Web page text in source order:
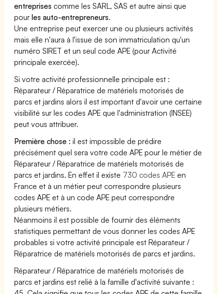
entreprises comme les SARL, SAS et autre ainsi que
pourles auto-entrepreneurs.
Une entreprise peut exercer une ou plusieurs activités
mais elle n'aura à l'issue de son immatriculation qu'un
numéro SIRET et un seul code APE (pour Activité
principale exercée).
Si votre activité professionnelle principale est :
Réparateur / Réparatrice de matériels motorisés de
parcs et jardins alors il est important d'avoir une certaine
visibilité sur les codes APE que l'administration (INSEE)
peut vous attribuer.
Première chose : il est impossible de prédire
précisément quel sera votre code APE pour le métier de
Réparateur / Réparatrice de matériels motorisés de
parcs et jardins. En effet il existe 730 codes APE en
France et à un métier peut correspondre plusieurs
codes APE et à un code APE peut correspondre
plusieurs métiers.
Néanmoins il est possible de fournir des éléments
statistiques permettant de vous donner les codes APE
probables si votre activité principale est Réparateur /
Réparatrice de matériels motorisés de parcs et jardins.
Réparateur / Réparatrice de matériels motorisés de
parcs et jardins est relié à la famille d'activité suivante :